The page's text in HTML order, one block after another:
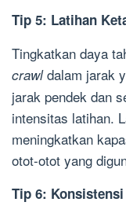
Tip 5: Latihan
Tingkatkan daya
crawldalam jarak
jarak pendek dan
intensitas latihan.
meningkatkan
otot-otot yang
Tip 6: